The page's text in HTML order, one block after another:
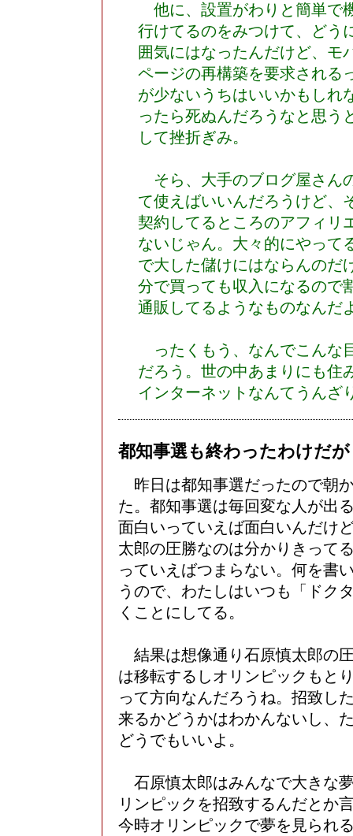
他に、設置がわりと簡単で
行けてるのをみつけて、どう
囲気にはなったんだけど、モ
ページの再構築を要求される
が少ないうちはいいかもしれ
ったら死ぬんだろうなと思う
して挫折ぎみ。
そら、大手のブログ屋さん
て使えばいいんだろうけど、
契約してるところのアフィリ
ないじゃん。大々的にやって
で大した儲けにはならんのだ
分で買っても収入になるので
通販してるようなものなんだ
ったくもう、なんでこんな
だろう。世の中あまりにも住
インターネットなんてうんざ
都知事選も終わったわけだが
昨日は都知事選だったので朝
た。都知事選は毎回変な人が出
面白いっていえば面白いんだけ
太郎の圧勝なのは分かりきって
っていえばつまらない。何を書
うので、わたしはいつも「ドク
くことにしてる。
結果は想像通り石原慎太郎の
は移転するしオリンピックもと
って方向なんだろうね。招致し
来るかどうかはわかんないし、
どうでもいいよ。
石原慎太郎はみんなで大きな
リンピックを招致するんだとか
今時オリンピックで夢を見られ